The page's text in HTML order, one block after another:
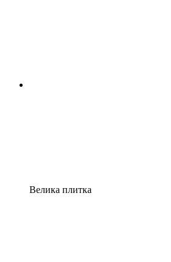
Велика плитка